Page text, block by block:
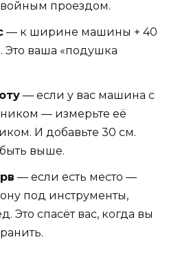
проездом.
— к ширине машины + 40
Это ваша «подушка
— если у вас машина с
— измерьте её
И добавьте 30 см.
выше.
— если есть место —
под инструменты,
Это спасёт вас, когда вы